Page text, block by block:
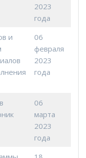
2023
года
и
06
февраля
2023
года
06
марта
2023
года